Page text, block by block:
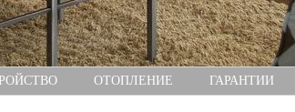
ОТОПЛЕНИЕ ГАРАНТИИ